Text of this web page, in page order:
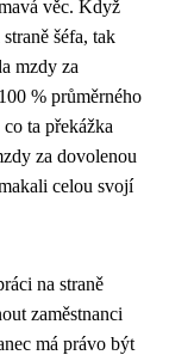
věc. Když
šéfa, tak
mzdy za
% průměrného
ta překážka
za dovolenou
celou svojí
na straně
zaměstnanci
má právo být